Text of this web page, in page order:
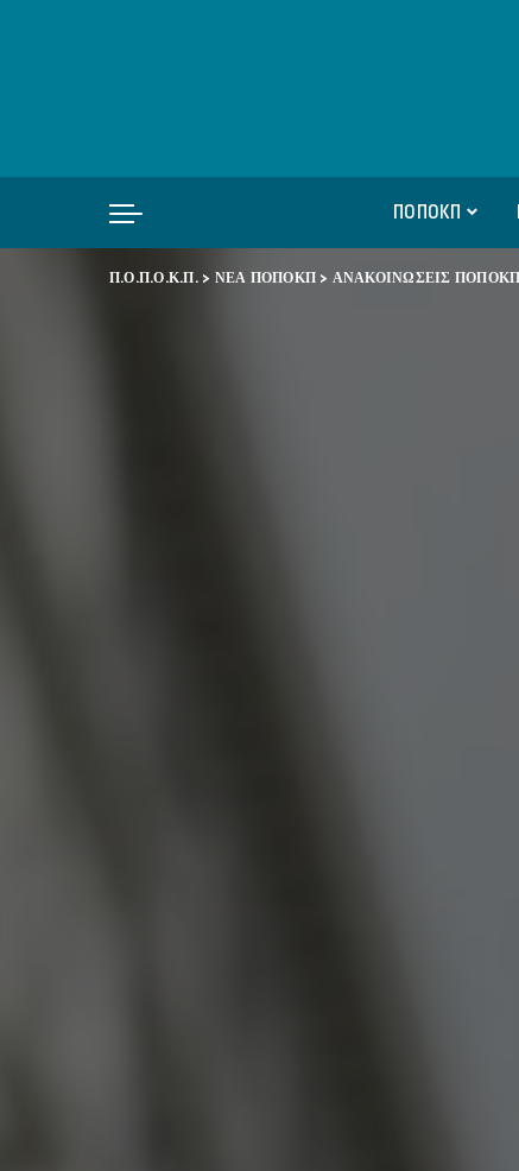
ΠΟΠΟΚΠ
Π.Ο.Π.Ο.Κ.Π.> ΝΕΑ ΠΟΠΟΚΠ > ΑΝΑΚΟΙΝΩΣΕΙΣ ΠΟΠΟΚΠ